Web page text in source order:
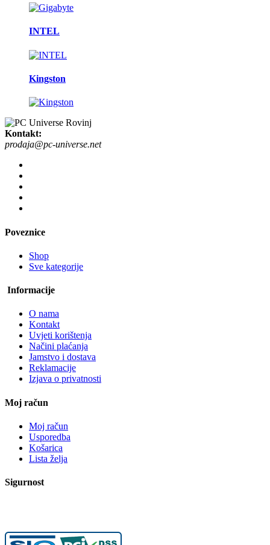
INTEL
Kingston
Kontakt:
prodaja@pc-universe.net
Poveznice
Shop
Sve kategorije
Informacije
O nama
Kontakt
Uvjeti korištenja
Načini plaćanja
Jamstvo i dostava
Reklamacije
Izjava o privatnosti
Moj račun
Moj račun
Usporedba
Košarica
Lista želja
Sigurnost